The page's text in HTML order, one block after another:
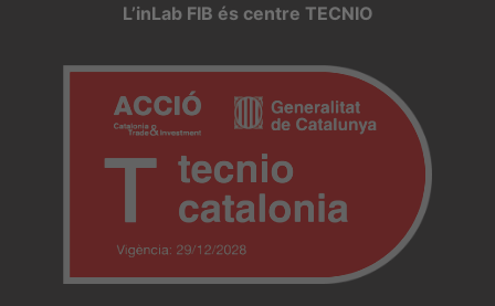
L’inLab FIB és centre TECNIO